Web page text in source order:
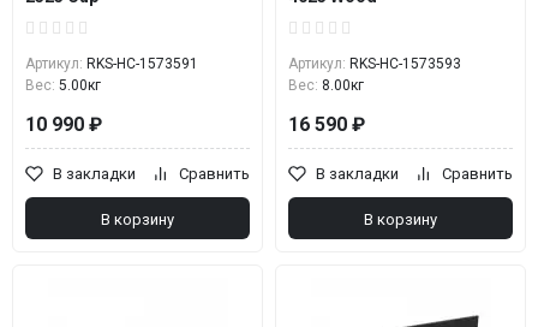
Артикул: RKS-НС-1573591
Вес: 5.00кг
10 990 ₽
В закладки Сравнить
В корзину
Артикул: RKS-НС-1573593
Вес: 8.00кг
16 590 ₽
В закладки Сравнить
В корзину